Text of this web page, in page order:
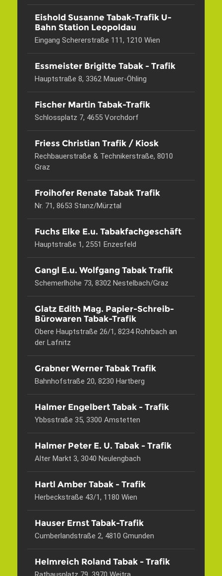
Eishold Susanne Tabak-Trafik U-
Bahn Station Leopoldau
Eingang Schererstraße 111, 1210 Wien
Essmeister Brigitte Tabak - Trafik
Hauptstraße 8, 3362 Mauer-Öhling
Fischer Martin Tabak-Trafik
Schlossplatz 7, 4655 Vorchdorf
Friess Christian Trafik / Kiosk
Rechbauerstraße & Technikerstraße, 8010
Graz
Froihofer Renate Tabak Trafik
Nr. 71, 8653 Stanz/Mürztal
Fuchs Elke E.u. Tabakfachgeschäft
Hauptstraße 1, 2551 Enzesfeld
Gangl E.u. Wolfgang Tabak Trafik
Schemerlhöhe 73, 8302 Nestelbach/Graz
Glatz Edith Mag. Papier-Schreib-
Bürowaren Tabak-Trafik
Obere Hauptstraße 26/1, 8234 Rohrbach an
der Lafnitz
Grabner Werner Tabak Trafik
Bahnhofstraße 20, 8230 Hartberg
Halmer Engelbert Tabak - Trafik
Ybbsstraße 35, 3300 Amstetten
Halmer Peter E. U. Tabak - Trafik
Alter Markt 3, 3040 Neulengbach
Hartl Amber Tabak - Trafik
Herbeckstraße 43/1, 1180 Wien
Hauser Ernst Tabak-Trafik
Cumberlandstraße 2, 4810 Gmunden
Helmreich Roland Tabak - Trafik